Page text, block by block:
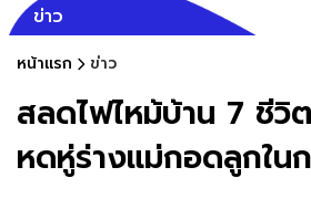
ข่าว
หน้าแรก ข่าว
สลดไฟไหม้บ้าน 7 ชีวิ
หดหู่ร่างแม่กอดลูกใน